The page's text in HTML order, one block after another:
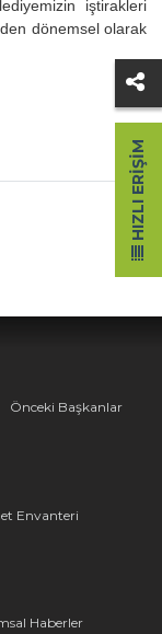
iştirakleri
dönemsel olarak
Önceki Başkanlar
Envanteri
Haberler
HIZLI ERIŞIM